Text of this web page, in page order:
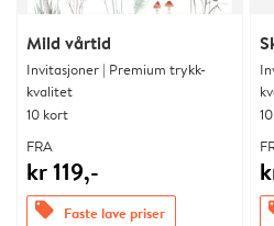
Mild vårtid
Invitasjoner | Premium trykk-
kvalitet
10 kort
FRA
kr 119,-
offers Faste lave priser